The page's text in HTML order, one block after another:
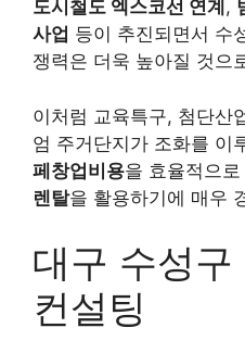
도시철도 엑스코선 연계 ,
사업 등이 추진되면서 수
쟁력은 더욱 높아질 것으
이처럼 교육특구, 첨단산
엄 주거단지가 조화를 이
페창업비용을 효율적으
렌탈을 활용하기에 매우
대구 수성구
컨설팅